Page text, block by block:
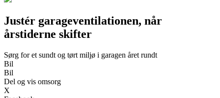
Justér garageventilationen, når
årstiderne skifter
Sørg for et sundt og tørt miljø i garagen året rundt
Bil
Bil
Del og vis omsorg
X